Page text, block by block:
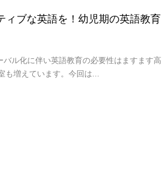
ィブな英語を！幼児期の英語教育
ル化に伴い英語教育の必要性はますます高
も増えています。今回は...